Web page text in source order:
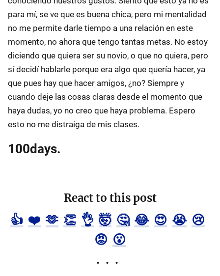
para mí, se ve que es buena chica, pero mi mentalidad
no me permite darle tiempo a una relación en este
momento, no ahora que tengo tantas metas. No estoy
diciendo que quiera ser su novio, o que no quiera, pero
sí decidí hablarle porque era algo que quería hacer, ya
que pues hay que hacer amigos, ¿no? Siempre y
cuando deje las cosas claras desde el momento que
haya dudas, yo no creo que haya problema. Espero
esto no me distraiga de mis clases.
100days.
React to this post
👍 ❤️ 🫶 👏 👌 🤯 🤔 😂 😍 😭 😢
😡 😮